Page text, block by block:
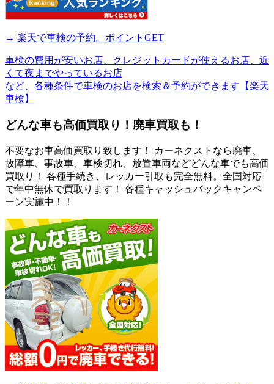
→ 楽天で車検の予約。ポイントGET
車検の費用が安いお店、クレジットカードが使えるお店、近
くて夜までやっているお店
など、各種条件で車検のお店を検索＆予約ができます【楽天
車検】
どんな車も高価買取り！廃車買取も！
不要なお車高価買取り致します！ カーネクストなら廃車、
故障車、事故車、車検切れ、放置車両などどんな車でも高価
買取り！ 各種手続き、レッカー引取も完全無料。全国対応
で年中無休で買取ります！ 各種キャッシュバックキャンペ
ーン実施中！！